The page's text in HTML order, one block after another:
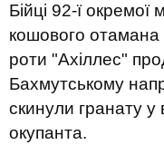
Бійці 92-ї окремої
кошового отамана
роти "Ахіллес"
Бахмутському
скинули гранату у
окупанта.